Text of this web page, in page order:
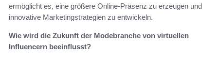
ermöglicht es, eine größere Online-Präsenz zu erzeugen und
innovative Marketingstrategien zu entwickeln.
Wie wird die Zukunft der Modebranche von virtuellen
Influencern beeinflusst?